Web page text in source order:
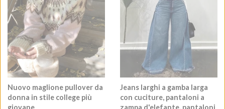
Nuovo maglione pullover da
donna in stile college più
giovane
Jeans larghi a gamba larga
con cuciture, pantaloni a
zampa d'elefante, pantaloni